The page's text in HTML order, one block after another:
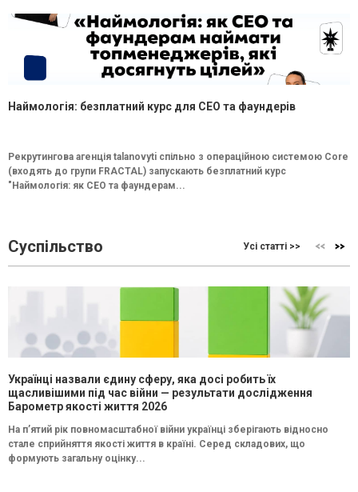
Наймологія: безплатний курс для CEO та фаундерів
Рекрутингова агенція talanovyti спільно з операційною системою Core
(входять до групи FRACTAL) запускають безплатний курс
"Наймологія: як СEO та фаундерам...
Суспільство Усі статті >>
Українці назвали єдину сферу, яка досі робить їх
щасливішими під час війни — результати дослідження
Барометр якості життя 2026
На п’ятий рік повномасштабної війни українці зберігають відносно
стале сприйняття якості життя в країні. Серед складових, що
формують загальну оцінку...